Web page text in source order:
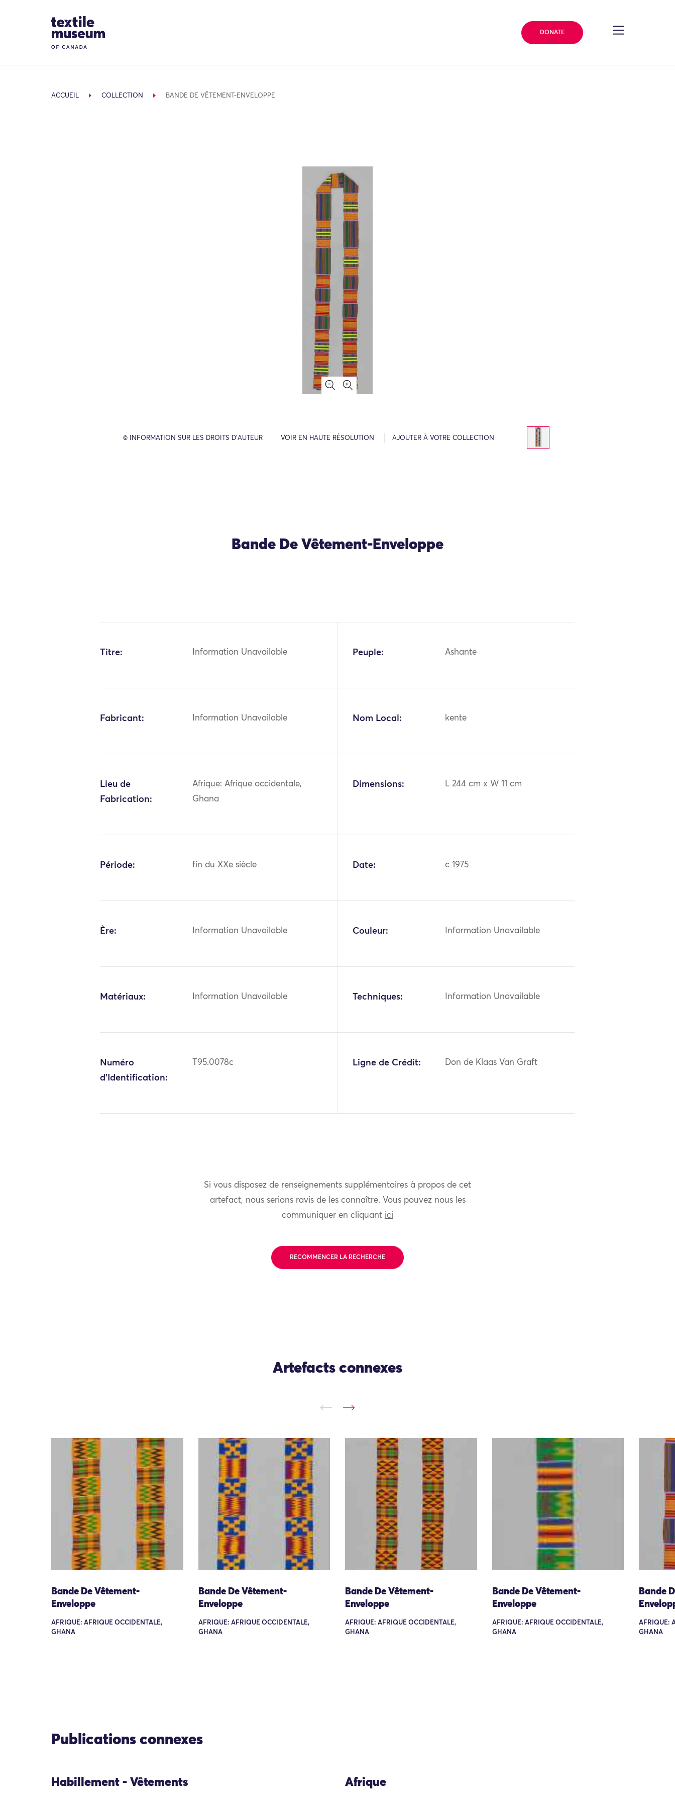
Site Logo
DONATE
ACCUEIL COLLECTION BANDE DE VÊTEMENT-ENVELOPPE
© INFORMATION SUR LES DROITS D’AUTEUR VOIR EN HAUTE RÉSOLUTION AJOUTER À VOTRE COLLECTION
Bande De Vêtement-Enveloppe
Titre: Information Unavailable Peuple: Ashante
Fabricant: Information Unavailable Nom Local: kente
Lieu de
Fabrication:
Afrique: Afrique occidentale,
Ghana
Dimensions: L 244 cm x W 11 cm
Période: fin du XXe siècle Date: c 1975
Ère: Information Unavailable Couleur: Information Unavailable
Matériaux: Information Unavailable Techniques: Information Unavailable
Numéro
d'Identification:
T95.0078c Ligne de Crédit: Don de Klaas Van Graft
Si vous disposez de renseignements supplémentaires à propos de cet
artefact, nous serions ravis de les connaître. Vous pouvez nous les
communiquer en cliquant ici
RECOMMENCER LA RECHERCHE
Artefacts connexes
Bande De Vêtement-
Enveloppe
AFRIQUE: AFRIQUE OCCIDENTALE,
GHANA
Bande De Vêtement-
Enveloppe
AFRIQUE: AFRIQUE OCCIDENTALE,
GHANA
Bande De Vêtement-
Enveloppe
AFRIQUE: AFRIQUE OCCIDENTALE,
GHANA
Bande De Vêtement-
Enveloppe
AFRIQUE: AFRIQUE OCCIDENTALE,
GHANA
Bande
AFRIQUE:
GHANA
Publications connexes
Habillement - Vêtements Afrique